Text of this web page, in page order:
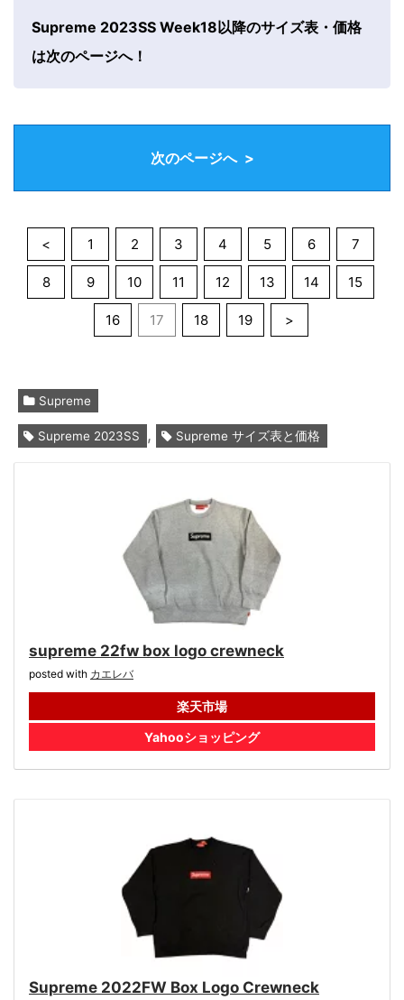
Supreme 2023SS Week18以降のサイズ表・価格
は次のページへ！
次のページへ >
< 1 2 3 4 5 6 7
8 9 10 11 12 13 14 15
16 17 18 19 >
Supreme
Supreme 2023SS , Supreme サイズ表と価格
supreme 22fw box logo crewneck
posted with カエレバ
楽天市場
Yahooショッピング
Supreme 2022FW Box Logo Crewneck